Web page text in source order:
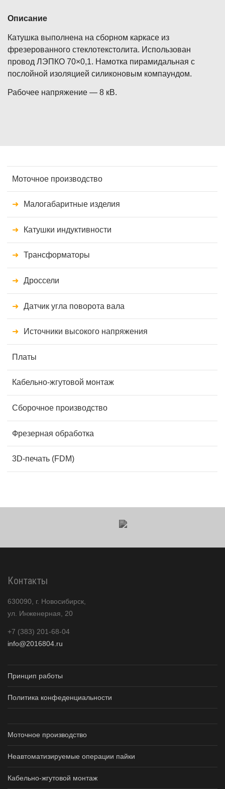
Описание
Катушка выполнена на сборном каркасе из
фрезерованного стеклотекстолита. Использован
провод ЛЭПКО 70×0,1. Намотка пирамидальная с
послойной изоляцией силиконовым компаундом.
Рабочее напряжение — 8 кВ.
Моточное производство
Малогабаритные изделия
Катушки индуктивности
Трансформаторы
Дроссели
Датчик угла поворота вала
Источники высокого напряжения
Платы
Кабельно-жгутовой монтаж
Сборочное производство
Фрезерная обработка
3D-печать (FDM)
Контакты
630090, г. Новосибирск,
ул. Инженерная, 20
+7 (383) 201-68-04
info@2016804.ru
Принцип работы
Политика конфеденциальности
Моточное производство
Неавтоматизируемые операции пайки
Кабельно-жгутовой монтаж